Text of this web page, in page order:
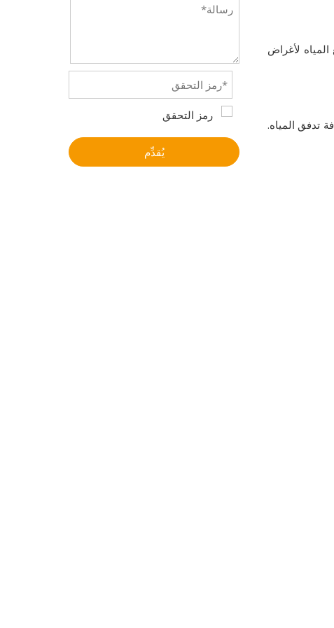
يُقدِّم
لأغراض
تدفق المياه.